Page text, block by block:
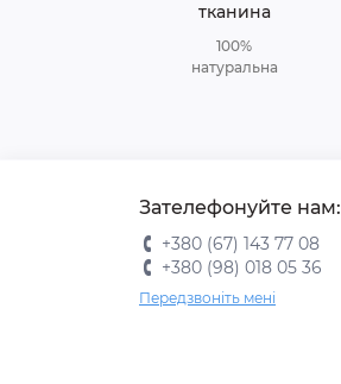
тканина
100%
натуральна
Зателефонуйте нам:
+380 (67) 143 77 08
+380 (98) 018 05 36
Передзвоніть мені